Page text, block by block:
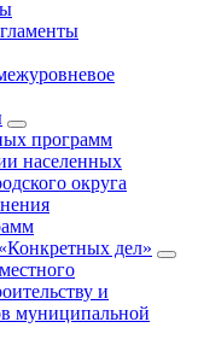
программ
населенных
округа
дел»
и
муниципальной